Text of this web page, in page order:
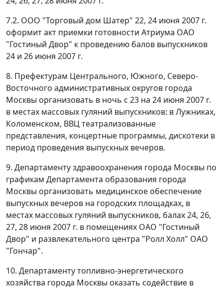
7.2. ООО "Торговый дом Шатер" 22, 24 июня 2007 г.
оформит акт приемки готовности Атриума ОАО
"Гостиный Двор" к проведению балов выпускников
24 и 26 июня 2007 г.
8. Префектурам Центрального, Южного, Северо-
Восточного административных округов города
Москвы организовать в ночь с 23 на 24 июня 2007 г.
в местах массовых гуляний выпускников: в Лужниках,
Коломенском, ВВЦ театрализованные
представления, концертные программы, дискотеки в
период проведения выпускных вечеров.
9. Департаменту здравоохранения города Москвы по
графикам Департамента образования города
Москвы организовать медицинское обеспечение
выпускных вечеров на городских площадках, в
местах массовых гуляний выпускников, балах 24, 26,
27, 28 июня 2007 г. в помещениях ОАО "Гостиный
Двор" и развлекательного центра "Ролл Холл" ОАО
"Гончар".
10. Департаменту топливно-энергетического
хозяйства города Москвы оказать содействие в